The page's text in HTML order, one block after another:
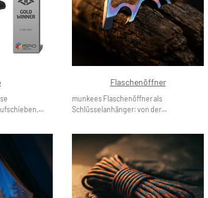
Flaschenöffner
munkees Flaschenöffner als
Schlüsselanhänger: von der...